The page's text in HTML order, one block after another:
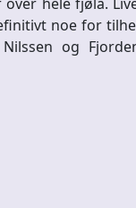
noe for
og